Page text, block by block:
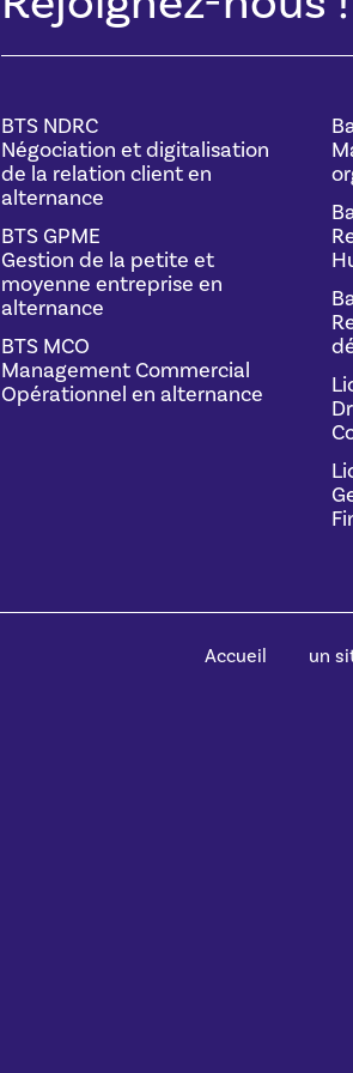
BTS NDRC
Négociation et digitalisation
de la relation client en
alternance
BTS GPME
Gestion de la petite et
moyenne entreprise en
alternance
BTS MCO
Management Commercial
Opérationnel en alternance
Accueil un